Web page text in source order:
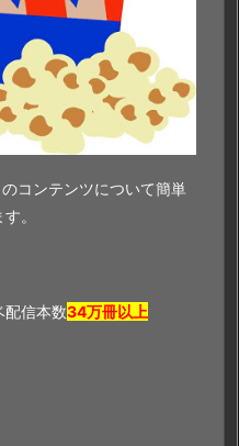
コンテンツについて簡単
。
配信本数34万冊以上